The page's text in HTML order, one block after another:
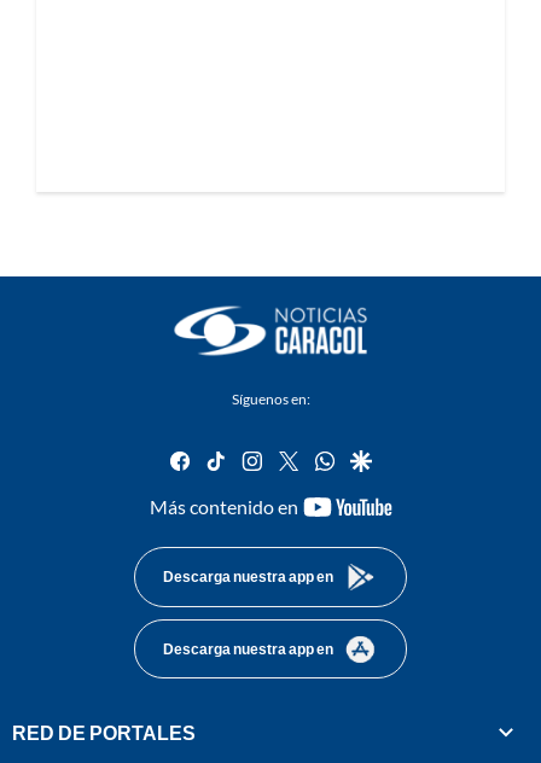
Síguenos en:
facebook
tiktok instagram
twitterwhatsapp
google
Más contenido en
youtube-
Descarga nuestra app en
Descarga nuestra app en
RED DE PORTALES